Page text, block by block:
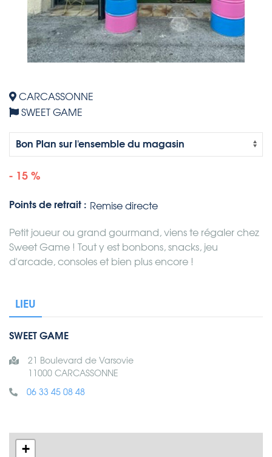
CARCASSONNE
SWEET GAME
- 15 %
Points de retrait : Remise directe
Petit joueur ou grand gourmand, viens te régaler chez
Sweet Game ! Tout y est bonbons, snacks, jeu
d'arcade, consoles et bien plus encore !
LIEU
SWEET GAME
21 Boulevard de Varsovie
11000 CARCASSONNE
06 33 45 08 48
+